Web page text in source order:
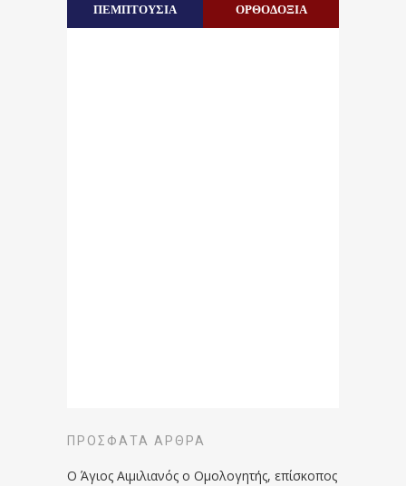
ΠΕΜΠΤΟΥΣΙΑ ΟΡΘΟΔΟΞΙΑ
ΠΡΌΣΦΑΤΑ ΆΡΘΡΑ
Ο Άγιος Αιμιλιανός ο Ομολογητής, επίσκοπος